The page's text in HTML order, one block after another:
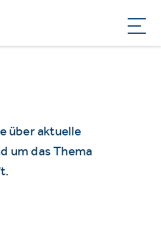
über aktuelle
um das Thema